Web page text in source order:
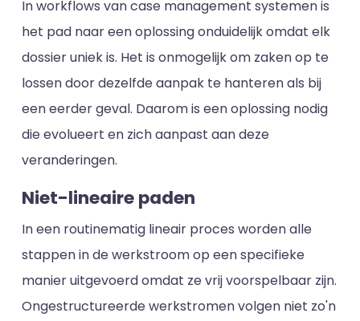
In workflows van case management systemen is
het pad naar een oplossing onduidelijk omdat elk
dossier uniek is. Het is onmogelijk om zaken op te
lossen door dezelfde aanpak te hanteren als bij
een eerder geval. Daarom is een oplossing nodig
die evolueert en zich aanpast aan deze
veranderingen.
Niet-lineaire paden
In een routinematig lineair proces worden alle
stappen in de werkstroom op een specifieke
manier uitgevoerd omdat ze vrij voorspelbaar zijn.
Ongestructureerde werkstromen volgen niet zo'n